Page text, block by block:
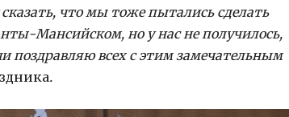
что мы тоже пытались сделать
Мансийском, но у нас не получилось,
поздравляю всех с этим замечательным
.